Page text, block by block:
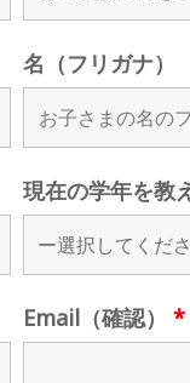
名（フリガナ）
現在の学年を教
Email（確認）*